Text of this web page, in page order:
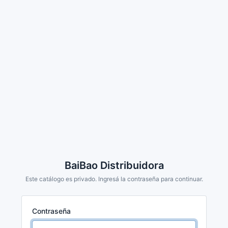
BaiBao Distribuidora
Este catálogo es privado. Ingresá la contraseña para continuar.
Contraseña